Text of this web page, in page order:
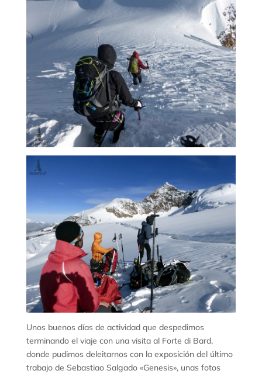
Unos buenos días de actividad que despedimos
terminando el viaje con una visita al Forte di Bard,
donde pudimos deleitarnos con la exposición del último
trabajo de Sebastiao Salgado «Genesis», unas fotos